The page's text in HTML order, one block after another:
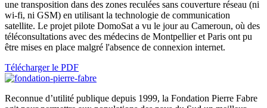
une transposition dans des zones reculées sans couverture réseau (ni
wi-fi, ni GSM) en utilisant la technologie de communication
satellite. Le projet pilote DomoSat a vu le jour au Cameroun, où des
téléconsultations avec des médecins de Montpellier et Paris ont pu
être mises en place malgré l'absence de connexion internet.
Télécharger le PDF
Reconnue d’utilité publique depuis 1999, la Fondation Pierre Fabre